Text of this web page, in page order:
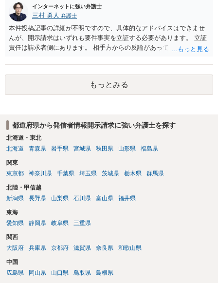
インターネットに強い弁護士
三村 勇人 弁護士
本件投稿記事の詳細が不明ですので、具体的なアドバイスはできませ
んが、開示請求はいずれも要件事実を立証する必要があります。 立証
責任は請求者側にあります。 相手方からの反論があっても、裁判官が
方が口頭で反論したのは、仮処分は迅速性が要求されるためです。 書
面での反論となれば、より遅延する可能性がございます。 また、本件
はXのため、APのIPアドレスの保存期間の問題もございます。 開示請
求は法律知識が不可欠ですが、それだけでは足りず、実務を踏まえた
もっとみる
都道府県から発信者情報開示請求に強い弁護士を探す
北海道・東北
北海道
青森県 岩手県 宮城県 秋田県 山形県 福島県
関東
東京都
神奈川県 千葉県 埼玉県 茨城県 栃木県 群馬県
北陸・甲信越
新潟県
長野県 山梨県 石川県 富山県 福井県
東海
愛知県
静岡県 岐阜県 三重県
関西
大阪府
兵庫県 京都府 滋賀県 奈良県 和歌山県
中国
広島県
岡山県 山口県 鳥取県 島根県